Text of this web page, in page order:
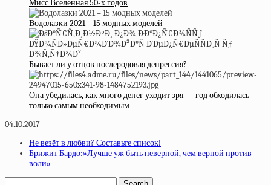
Мисс Вселенная 50-х годов
Водолазки 2021 – 15 модных моделей
Бывает ли у отцов послеродовая депрессия?
Она убедилась, как много денег уходит зря — год обходилась
только самым необходимым
04.10.2017
Не везёт в любви? Составьте список!
Брижит Бардо:»Лучше уж быть неверной, чем верной против
воли»